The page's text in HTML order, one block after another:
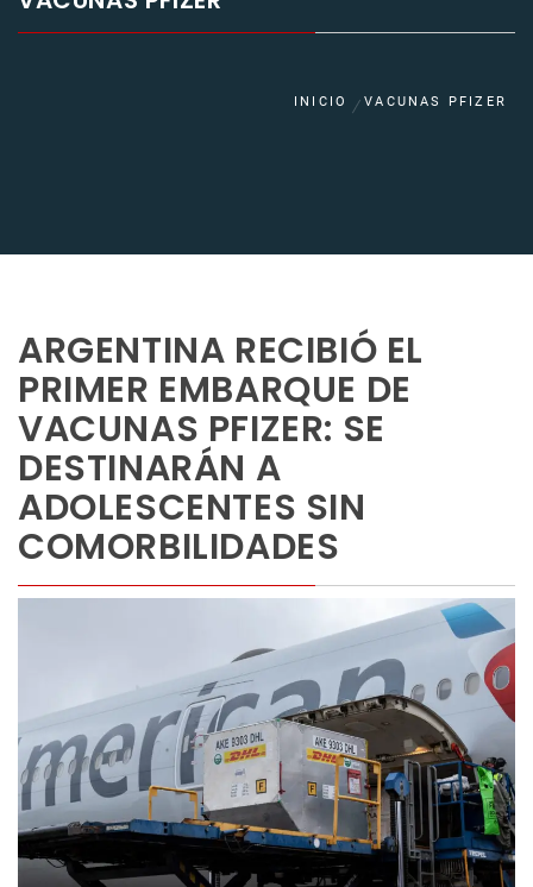
INICIO VACUNAS PFIZER
ARGENTINA RECIBIÓ EL
PRIMER EMBARQUE DE
VACUNAS PFIZER: SE
DESTINARÁN A
ADOLESCENTES SIN
COMORBILIDADES